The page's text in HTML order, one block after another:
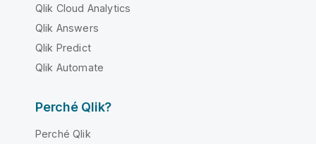
Qlik Cloud Analytics
Qlik Answers
Qlik Predict
Qlik Automate
Perché Qlik?
Perché Qlik